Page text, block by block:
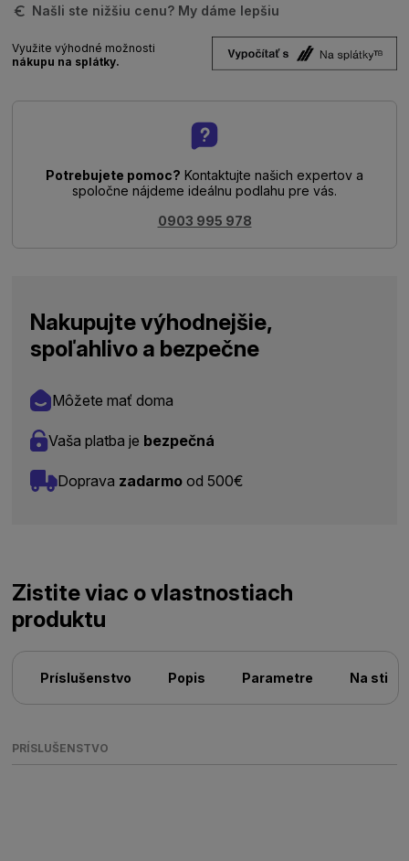
Našli ste nižšiu cenu? My dáme lepšiu
Využite výhodné možnosti
nákupu na splátky.
Potrebujete pomoc? Kontaktujte našich expertov a
spoločne nájdeme ideálnu podlahu pre vás.
0903 995 978
Nakupujte výhodnejšie,
spoľahlivo a bezpečne
Môžete mať doma
Vaša platba je bezpečná
Doprava zadarmo od 500€
Zistite viac o vlastnostiach
produktu
Príslušenstvo Popis Parametre Na
PRÍSLUŠENSTVO